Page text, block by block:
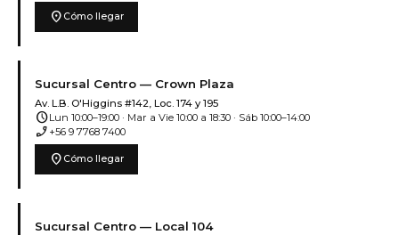
location_on Cómo llegar
Sucursal Centro — Crown Plaza
Av. L.B. O'Higgins #142, Loc. 174 y 195
scheduleLun 10:00–19:00 · Mar a Vie 10:00 a 18:30 · Sáb 10:00–14:00
phone_enabled +56 9 7768 7400
location_on Cómo llegar
Sucursal Centro — Local 104